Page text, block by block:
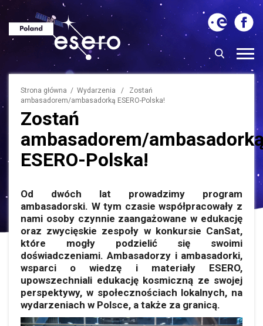
Strona główna / Wydarzenia / Zostań
ambasadorem/ambasadorką ESERO-Polska!
Zostań
ambasadorem/
ESERO-Polska!
Od dwóch lat prowadzimy program
ambasadorski. W tym czasie współpracowały z
nami osoby czynnie zaangażowane w edukację
oraz zwycięskie zespoły w konkursie CanSat,
które mogły podzielić się swoimi
doświadczeniami. Ambasadorzy i ambasadorki,
wsparci o wiedzę i materiały ESERO,
upowszechniali edukację kosmiczną ze swojej
perspektywy, w społecznościach lokalnych, na
wydarzeniach w Polsce, a także za granicą.